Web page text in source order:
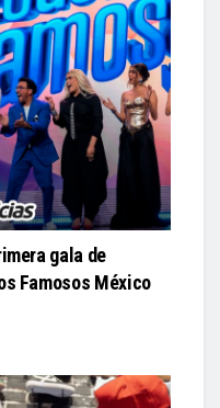
gala de
Famosos México